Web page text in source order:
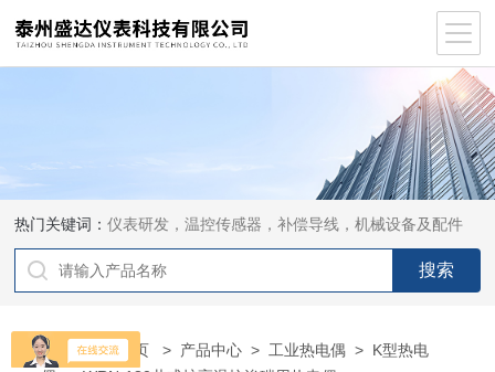
热门关键词：仪表研发，温控传感器，补偿导线，机械设备及配件
当前位置：首页 > 产品中心 > 工业热电偶 > K型热电